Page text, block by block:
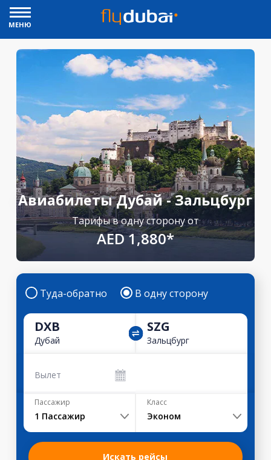
МЕНЮ
Авиабилеты Дубай - Зальцбург
Тарифы в одну сторону от
AED 1,880*
Туда-обратно В одну сторону
DXB
Дубай
SZG
Зальцбург
Вылет
Пассажир
1 Пассажир
Класс
Эконом
Искать рейсы